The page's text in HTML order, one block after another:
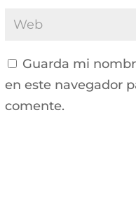
Guarda mi
en este navegador
comente.